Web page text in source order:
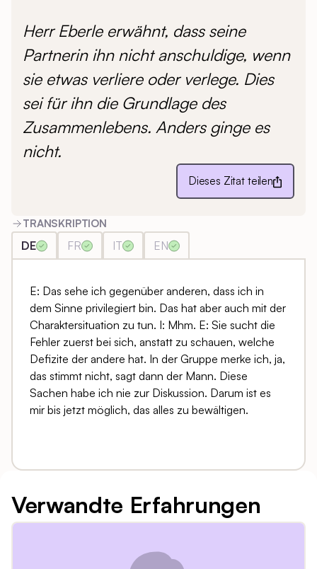
Herr Eberle erwähnt, dass seine
Partnerin ihn nicht anschuldige, wenn
sie etwas verliere oder verlege. Dies
sei für ihn die Grundlage des
Zusammenlebens. Anders ginge es
nicht.
Dieses Zitat teilen
TRANSKRIPTION
DE FR IT EN
E: Das sehe ich gegenüber anderen, dass ich in
dem Sinne privilegiert bin. Das hat aber auch mit der
Charaktersituation zu tun. I: Mhm. E: Sie sucht die
Fehler zuerst bei sich, anstatt zu schauen, welche
Defizite der andere hat. In der Gruppe merke ich, ja,
das stimmt nicht, sagt dann der Mann. Diese
Sachen habe ich nie zur Diskussion. Darum ist es
mir bis jetzt möglich, das alles zu bewältigen.
Verwandte Erfahrungen